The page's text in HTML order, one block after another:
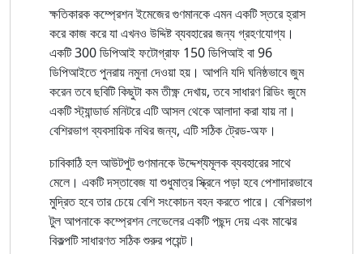
ক্ষতিকারক কম্প্রেশন ইমেজের গুণমানকে এমন একটি স্তরে হ্রাস
করে কাজ করে যা এখনও উদ্দিষ্ট ব্যবহারের জন্য গ্রহণযোগ্য।
একটি 300 ডিপিআই ফটোগ্রাফ 150 ডিপিআই বা 96
ডিপিআইতে পুনরায় নমুনা দেওয়া হয়। আপনি যদি ঘনিষ্ঠভাবে জুম
করেন তবে ছবিটি কিছুটা কম তীক্ষ্ণ দেখায়, তবে সাধারণ রিডিং জুমে
একটি স্ট্যান্ডার্ড মনিটরে এটি আসল থেকে আলাদা করা যায় না।
বেশিরভাগ ব্যবসায়িক নথির জন্য, এটি সঠিক ট্রেড-অফ।
চাবিকাঠি হল আউটপুট গুণমানকে উদ্দেশ্যমূলক ব্যবহারের সাথে
মেলে। একটি দস্তাবেজ যা শুধুমাত্র স্ক্রিনে পড়া হবে পেশাদারভাবে
মুদ্রিত হবে তার চেয়ে বেশি সংকোচন বহন করতে পারে। বেশিরভাগ
টুল আপনাকে কম্প্রেশন লেভেলের একটি পছন্দ দেয় এবং মাঝের
বিকল্পটি সাধারণত সঠিক শুরুর পয়েন্ট।